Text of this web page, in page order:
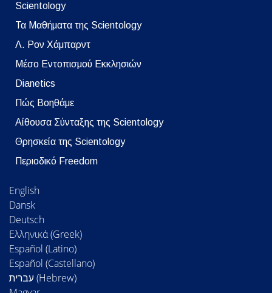
Scientology
Τα Μαθήματα της Scientology
Λ. Ρον Χάμπαρντ
Μέσο Εντοπισμού Εκκλησιών
Dianetics
Πώς Βοηθάμε
Αίθουσα Σύνταξης της Scientology
Θρησκεία της Scientology
Περιοδικό Freedom
English
Dansk
Deutsch
Ελληνικά (Greek)
Español (Latino)
Español (Castellano)